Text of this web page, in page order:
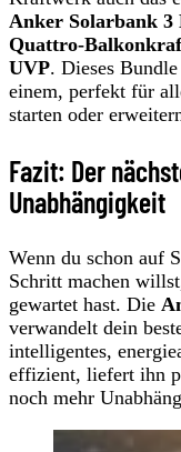
Anker Solarbank 3
Quattro-
UVP. Dieses
einem, perfekt für
starten oder
Fazit: Der
Unabhängigkeit
Wenn du schon auf
Schritt machen
gewartet hast. Die
verwandelt dein
intelligentes,
effizient, liefert ihn
noch mehr